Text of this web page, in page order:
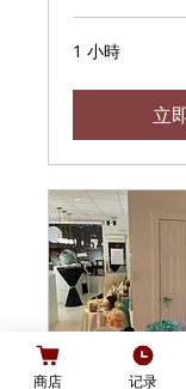
1 小時
立
商店 记录